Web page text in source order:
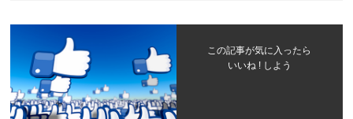
この記事が気に入ったら
いいね ! しよう